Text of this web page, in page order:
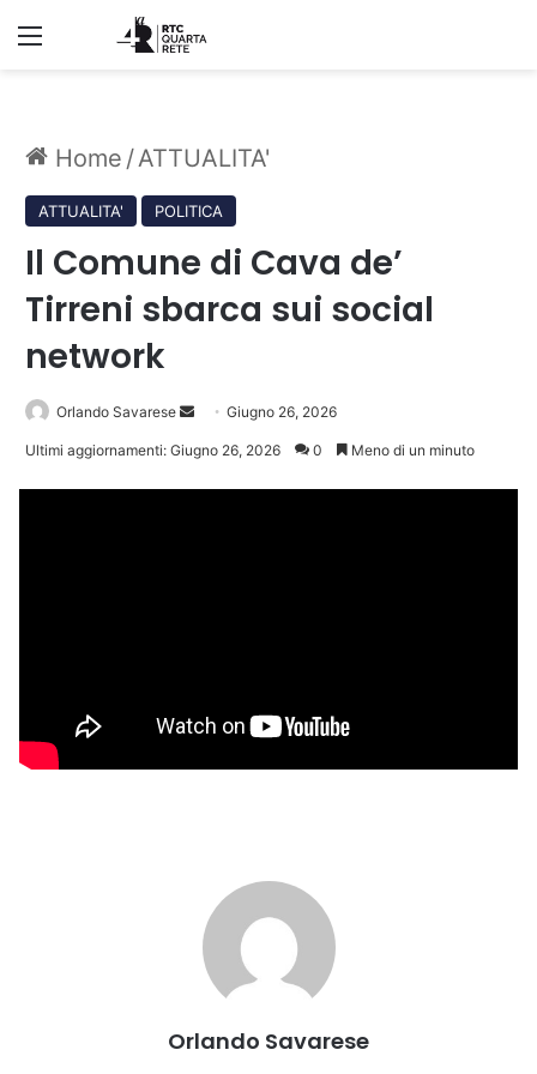
Menu
Home /ATTUALITA'
ATTUALITA' POLITICA
Il Comune di Cava de’
Tirreni sbarca sui social
network
Orlando Savarese
Invia Giugno 26, 2026
Ultimi aggiornamenti: Giugno 26, 2026 0 Meno di un minuto
Orlando Savarese